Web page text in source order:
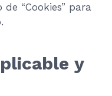
“Cookies” para
y